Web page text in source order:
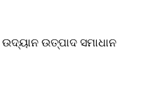
ଉତ୍ପାଦ ସମାଧାନ